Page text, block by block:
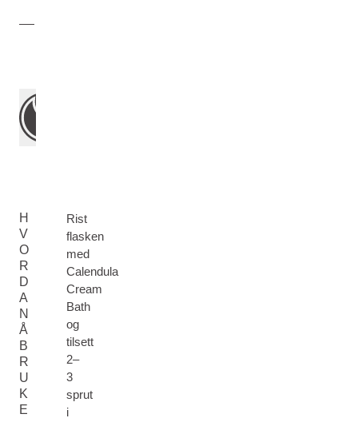
H
V
O
R
D
A
N
Å
B
R
U
K
E
Rist
flasken
med
Calendula
Cream
Bath
og
tilsett
2–
3
sprut
i